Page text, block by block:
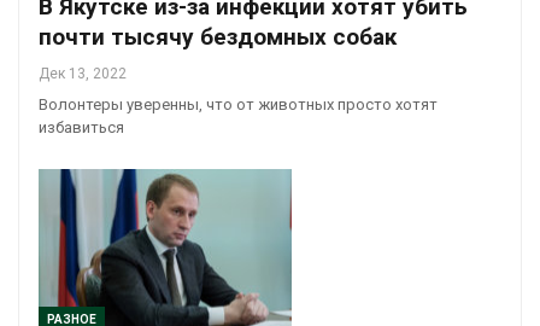
В Якутске из-за инфекции хотят убить
почти тысячу бездомных собак
Дек 13, 2022
Волонтеры уверенны, что от животных просто хотят
избавиться
РАЗНОЕ